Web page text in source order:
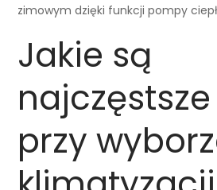
zimowym dzięki funkcji pompy
Jakie są
najczęstsze
przy